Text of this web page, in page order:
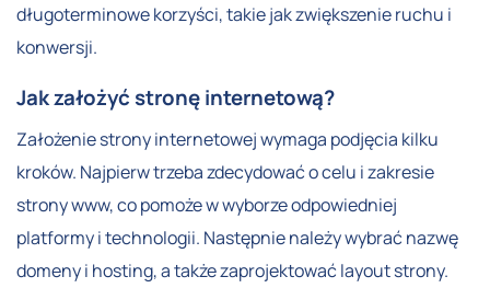
długoterminowe korzyści, takie jak zwiększenie ruchu i
konwersji.
Jak założyć stronę internetową?
Założenie strony internetowej wymaga podjęcia kilku
kroków. Najpierw trzeba zdecydować o celu i zakresie
strony www, co pomoże w wyborze odpowiedniej
platformy i technologii. Następnie należy wybrać nazwę
domeny i hosting, a także zaprojektować layout strony.